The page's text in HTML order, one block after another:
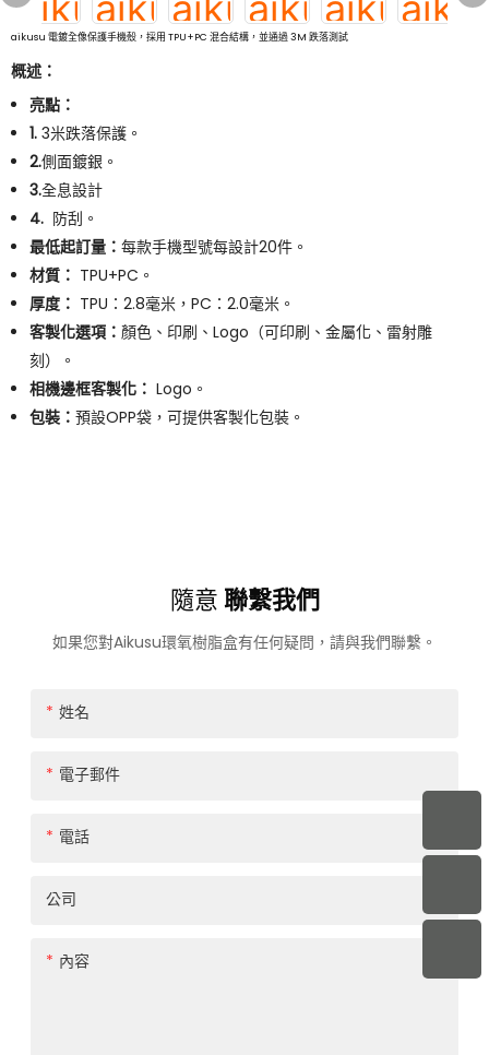
aikusu 電鍍全像保護手機殼，採用 TPU+PC 混合結構，並通過 3M 跌落測試
概述：
亮點：
1.3米跌落保護。
2.側面鍍銀。
3.全息設計
4. 防刮。
最低起訂量： 每款手機型號每設計20件。
材質： TPU+PC。
厚度： TPU：2.8毫米，PC：2.0毫米。
客製化選項： 顏色、印刷、Logo（可印刷、金屬化、雷射雕
刻）。
相機邊框客製化： Logo。
包裝： 預設OPP袋，可提供客製化包裝。
隨意聯繫我們
如果您對Aikusu環氧樹脂盒有任何疑問，請與我們聯繫。
姓名
電子郵件
電話
公司
內容